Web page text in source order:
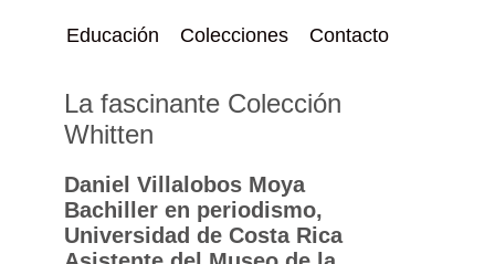
Educación Colecciones Contacto
La fascinante Colección
Whitten
Daniel Villalobos Moya
Bachiller en periodismo,
Universidad de Costa Rica